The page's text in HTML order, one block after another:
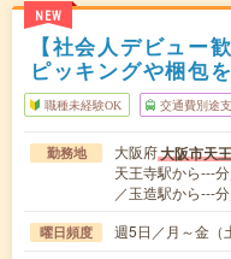
NEW
【社会人デビュー
ピッキングや梱包
職種未経験OK 交通費別途
勤務地 大阪府大阪市天
天王寺駅から---
／玉造駅から---
曜日頻度 週5日／月～金（